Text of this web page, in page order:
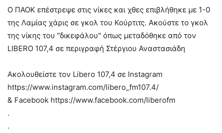
Ο ΠΑΟΚ επέστρεψε στις νίκες και χθες επιβλήθηκε με 1-0
της Λαμίας χάρις σε γκολ του Κούρτιτς. Ακούστε το γκολ
της νίκης του "δικεφάλου" όπως μεταδόθηκε από τον
LIBERO 107,4 σε περιγραφή Στέργιου Αναστασιάδη
Ακολουθείστε τον Libero 107,4 σε Ιnstagram
https://www.instagram.com/libero_fm107.4/
& Facebook https://www.facebook.com/liberofm
.
.